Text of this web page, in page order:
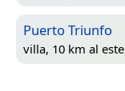
Puerto Triunfo
villa, 10 km al este